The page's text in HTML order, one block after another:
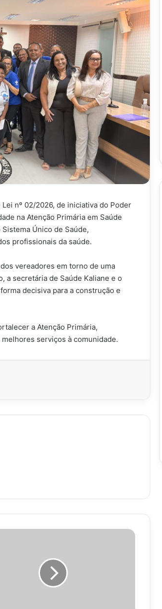
nº 02/2026, de iniciativa do Poder
na Atenção Primária em Saúde
Único de Saúde,
profissionais da saúde.
vereadores em torno de uma
a secretária de Saúde Kaliane e o
decisiva para a construção e
a Atenção Primária,
serviços à comunidade.